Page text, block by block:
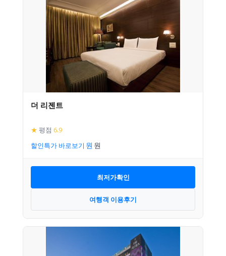
더 리젠트
★ 평점 6.9
할인특가 바로보기
최저가확인
여행객 이용후기